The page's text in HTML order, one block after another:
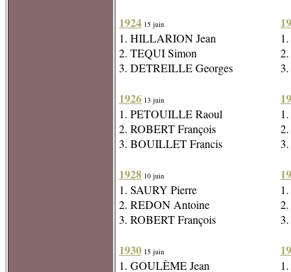
1924 15 juin
1. HILLARION Jean
2. TEQUI Simon
3. DETREILLE Georges
1926 13 juin
1. PETOUILLE Raoul
2. ROBERT François
3. BOUILLET Francis
1928 10 juin
1. SAURY Pierre
2. REDON Antoine
3. ROBERT François
1930 15 juin
1. GOULÈME Jean